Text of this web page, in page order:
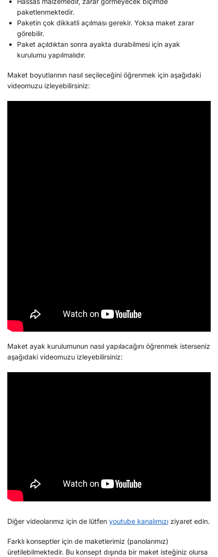
paketlenmektedir.
Paketin çok dikkatli açılması gerekir. Yoksa maket zarar
görebilir.
Paket açıldıktan sonra ayakta durabilmesi için ayak
kurulumu yapılmalıdır.
Maket boyutlarının nasıl seçileceğini öğrenmek için aşağıdaki
videomuzu izleyebilirsiniz:
Maket ayak kurulumunun nasıl yapılacağını öğrenmek isterseniz
aşağıdaki videomuzu izleyebilirsiniz:
Diğer videolarımız için de lütfen youtube kanalımızı ziyaret edin.
Farklı konseptler için de maketlerimiz (panolarımız)
üretilebilmektedir. Bu konsept dışında bir maket isteğiniz olursa